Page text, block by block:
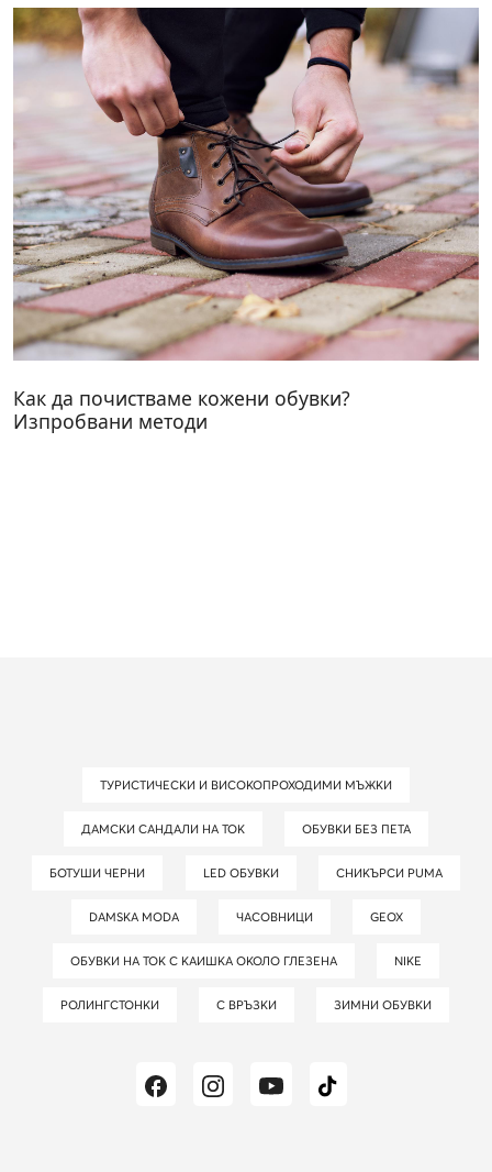
Как да почистваме кожени обувки?
Изпробвани методи
ТУРИСТИЧЕСКИ И ВИСОКОПРОХОДИМИ МЪЖКИ
ДАМСКИ САНДАЛИ НА ТОК ОБУВКИ БЕЗ ПЕТА
БОТУШИ ЧЕРНИ LED ОБУВКИ СНИКЪРСИ PUMA
DAMSKA MODA ЧАСОВНИЦИ GEOX
ОБУВКИ НА ТОК С КАИШКА ОКОЛО ГЛЕЗЕНА NIKE
РОЛИНГСТОНКИ С ВРЪЗКИ ЗИМНИ ОБУВКИ